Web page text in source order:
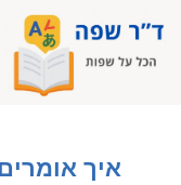
לתוכן
איך